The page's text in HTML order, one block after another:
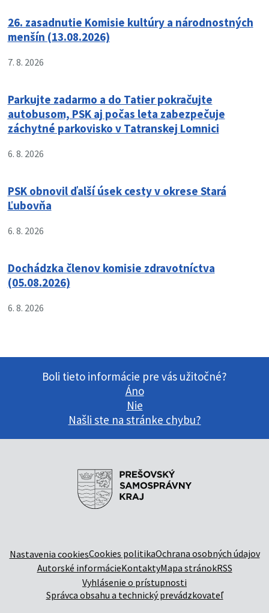
26. zasadnutie Komisie kultúry a národnostných
menšín (13.08.2026)
7. 8. 2026
Parkujte zadarmo a do Tatier pokračujte
autobusom, PSK aj počas leta zabezpečuje
záchytné parkovisko v Tatranskej Lomnici
6. 8. 2026
PSK obnovil ďalší úsek cesty v okrese Stará
Ľubovňa
6. 8. 2026
Dochádzka členov komisie zdravotníctva
(05.08.2026)
6. 8. 2026
Boli tieto informácie pre vás užitočné?
Áno
Nie
Našli ste na stránke chybu?
Nastavenia cookiesCookies politikaOchrana osobných údajov
Autorské informácieKontaktyMapa stránokRSS
Vyhlásenie o prístupnosti
Správca obsahu a technický prevádzkovateľ